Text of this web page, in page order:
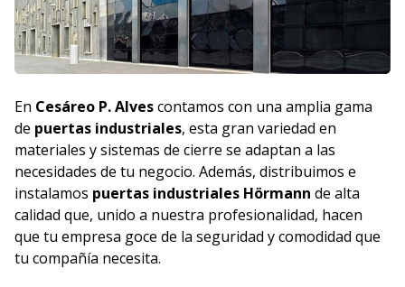
En Cesáreo P. Alvescontamos con una amplia gama
de puertas industriales, esta gran variedad en
materiales y sistemas de cierre se adaptan a las
necesidades de tu negocio. Además, distribuimos e
instalamos puertas industriales Hörmann de alta
calidad que, unido a nuestra profesionalidad, hacen
que tu empresa goce de la seguridad y comodidad que
tu compañía necesita.